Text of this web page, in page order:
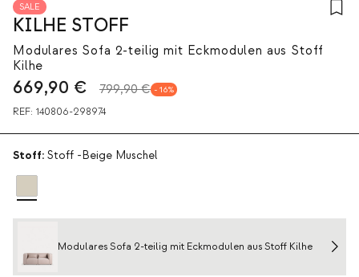
SALE
KILHE STOFF
Modulares Sofa 2-teilig mit Eckmodulen aus Stoff
Kilhe
669,90 € 799,90 € 16
REF: 140806-298974
Stoff: Stoff -Beige Muschel
Modulares Sofa 2-teilig mit Eckmodulen aus Stoff Kilhe